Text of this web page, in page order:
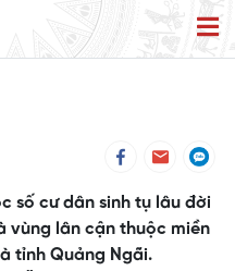
số cư dân sinh tụ lâu đời
vùng lân cận thuộc miền
tỉnh Quảng Ngãi.